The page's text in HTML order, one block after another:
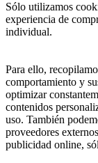
Sólo utilizamos
experiencia de
individual.
Para ello,
comportamiento y
optimizar
contenidos
uso. También
proveedores
publicidad online,